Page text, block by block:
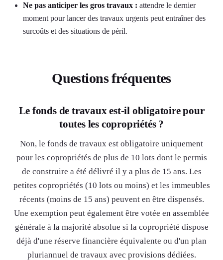
Ne pas anticiper les gros travaux : attendre le dernier
moment pour lancer des travaux urgents peut entraîner des
surcoûts et des situations de péril.
Questions fréquentes
Le fonds de travaux est-il obligatoire pour
toutes les copropriétés ?
Non, le fonds de travaux est obligatoire uniquement
pour les copropriétés de plus de 10 lots dont le permis
de construire a été délivré il y a plus de 15 ans. Les
petites copropriétés (10 lots ou moins) et les immeubles
récents (moins de 15 ans) peuvent en être dispensés.
Une exemption peut également être votée en assemblée
générale à la majorité absolue si la copropriété dispose
déjà d'une réserve financière équivalente ou d'un plan
pluriannuel de travaux avec provisions dédiées.